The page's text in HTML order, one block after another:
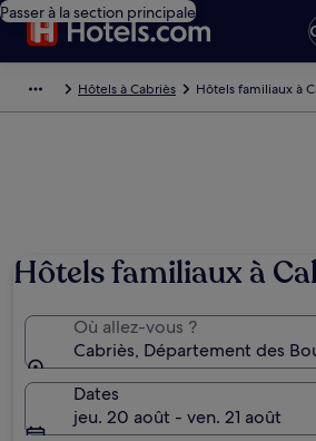
Passer à la section principale
Hôtels à Cabriès Hôtels familiaux à
Hôtels familiaux à
Où allez-vous ?
Cabriès, Département des
Dates
jeu. 20 août - ven. 21 août